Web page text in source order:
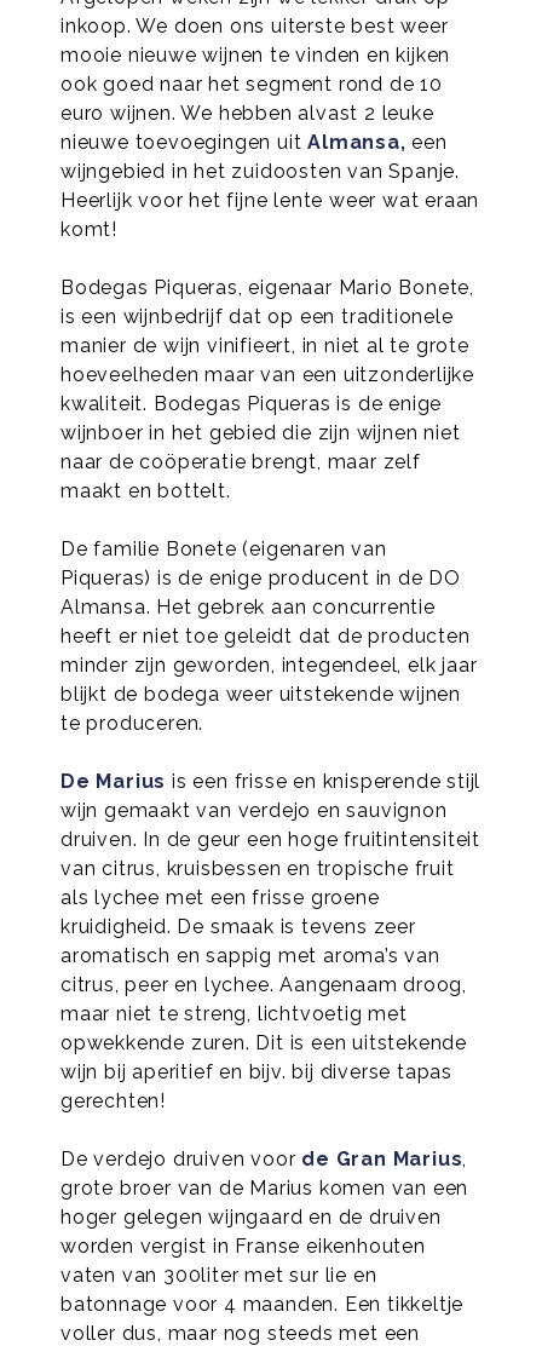
inkoop. We doen ons uiterste best weer
mooie nieuwe wijnen te vinden en kijken
ook goed naar het segment rond de 10
euro wijnen. We hebben alvast 2 leuke
nieuwe toevoegingen uitAlmansa, een
wijngebied in het zuidoosten van Spanje.
Heerlijk voor het fijne lente weer wat eraan
komt!
Bodegas Piqueras, eigenaar Mario Bonete,
is een wijnbedrijf dat op een traditionele
manier de wijn vinifieert, in niet al te grote
hoeveelheden maar van een uitzonderlijke
kwaliteit. Bodegas Piqueras is de enige
wijnboer in het gebied die zijn wijnen niet
naar de coöperatie brengt, maar zelf
maakt en bottelt.
De familie Bonete (eigenaren van
Piqueras) is de enige producent in de DO
Almansa. Het gebrek aan concurrentie
heeft er niet toe geleidt dat de producten
minder zijn geworden, integendeel, elk jaar
blijkt de bodega weer uitstekende wijnen
te produceren.
De Marius is een frisse en knisperende stijl
wijn gemaakt van verdejo en sauvignon
druiven. In de geur een hoge fruitintensiteit
van citrus, kruisbessen en tropische fruit
als lychee met een frisse groene
kruidigheid. De smaak is tevens zeer
aromatisch en sappig met aroma’s van
citrus, peer en lychee. Aangenaam droog,
maar niet te streng, lichtvoetig met
opwekkende zuren. Dit is een uitstekende
wijn bij aperitief en bijv. bij diverse tapas
gerechten!
De verdejo druiven voor de Gran Marius,
grote broer van de Marius komen van een
hoger gelegen wijngaard en de druiven
worden vergist in Franse eikenhouten
vaten van 300liter met sur lie en
batonnage voor 4 maanden. Een tikkeltje
voller dus, maar nog steeds met een